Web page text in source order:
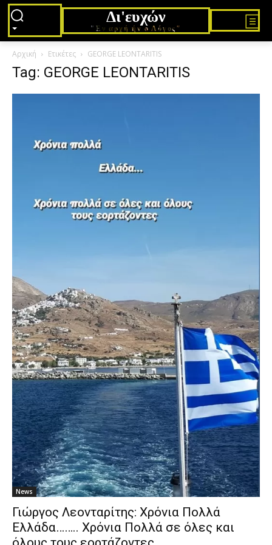
Δι'ευχών
"Εν αρχή ήν ο Λόγος"
Αρχική Ετικέτες GEORGE LEONTARITIS
Tag: GEORGE LEONTARITIS
News
Γιώργος Λεονταρίτης: Χρόνια Πολλά
Ελλάδα…….. Χρόνια Πολλά σε όλες και